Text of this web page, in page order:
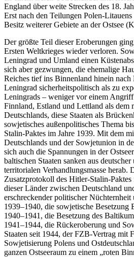
England über weite Strecken des 18.
Erst nach den Teilungen Polen-
Besitz weiterer Gebiete an der Ostsee
Der größte Teil dieser Eroberungen
Ersten Weltkrieges wieder verloren.
Leningrad und Umland einen
sich aber gezwungen, die ehemalige
Reiches tief ins Binnenland hinein
Leningrad sicherheitspolitisch als zu
Leningrads – weniger vor einem Angriff
Finnland, Estland und Lettland als dem
Deutschlands, diese Staaten als
sowjetisches außenpolitisches Thema
Stalin-Paktes im Jahre 1939. Mit dem
Deutschlands und der Sowjetunion in
sich auch die Spannungen in der
baltischen Staaten sanken aus
territorialen Verhandlungsmasse herab.
Zusatzprotokoll des Hitler-Stalin-
dieser Länder zwischen Deutschland
erschreckender politischer
1939–1940, die sowjetische Besetzung
1940–1941, die Besetzung des
1941–1944, die Rückeroberung und
Staaten seit 1944, der FZB-Vertrag mit
Sowjetisierung Polens und
ganzen Ostseeraum zu einem „roten